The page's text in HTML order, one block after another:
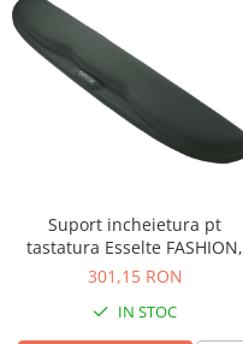
Suport incheietura pt
tastatura Esselte FASHION,
negru
301,15 RON
IN STOC